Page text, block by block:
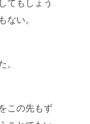
てもしょう
ない。
。
この先もず